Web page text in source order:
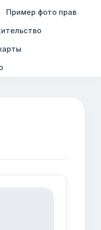
Пример фото прав